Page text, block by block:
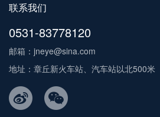
联系我们
0531-83778120
邮箱：jneye@sina.com
地址：章丘新火车站、汽车站以北500米